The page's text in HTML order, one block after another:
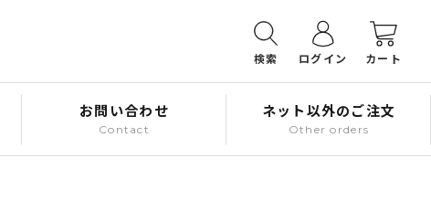
検索 ログイン カート
お問い合わせ
Contact
ネット以外のご注文
Other orders